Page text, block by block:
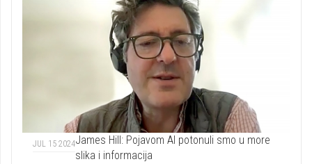
JUL 15 2024James Hill: Pojavom AI potonuli smo u more
slika i informacija